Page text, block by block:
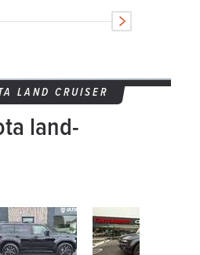
LAND CRUISER
land-